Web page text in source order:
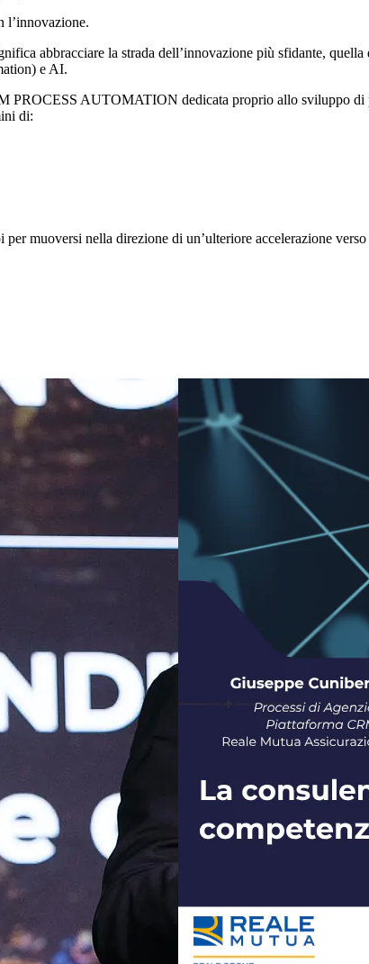
l’innovazione.
abbracciare la strada dell’innovazione più sfidante, quella
e AI.
PROCESS AUTOMATION dedicata proprio allo sviluppo di
di:
muoversi nella direzione di un’ulteriore accelerazione